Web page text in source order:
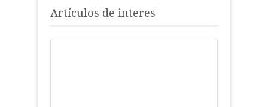
Artículos de interes